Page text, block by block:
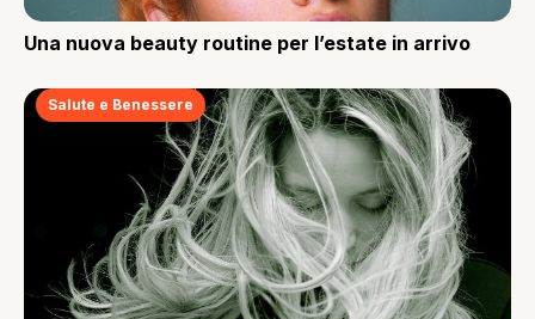
Una nuova beauty routine per l’estate in arrivo
Salute e Benessere